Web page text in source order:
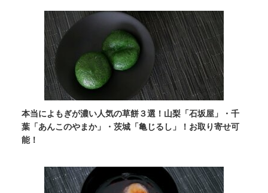
本当によもぎが濃い人気の草餅３選！山梨「石坂屋」・千
葉「あんこのやまか」・茨城「亀じるし」！お取り寄せ可
能！